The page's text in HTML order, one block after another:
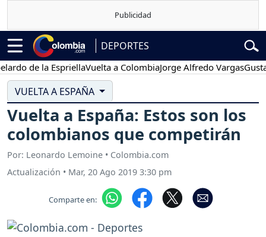
DEPORTES
la EspriellaVuelta a ColombiaJorge Alfredo VargasGustavo
VUELTA A ESPAÑA
Vuelta a España: Estos son los
colombianos que competirán
Por: Leonardo Lemoine • Colombia.com
Actualización • Mar, 20 Ago 2019 3:30 pm
Comparte en: